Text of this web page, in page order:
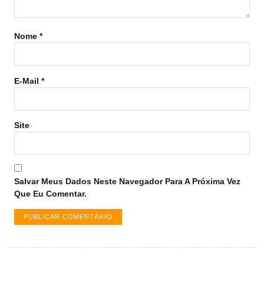
Nome *
E-Mail *
Site
Salvar Meus Dados Neste Navegador Para A Próxima Vez
Que Eu Comentar.